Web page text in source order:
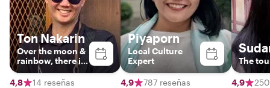
Ton Nakarin
Over the moon &
rainbow, there is
BANGKOK. I meet
you there.
4,8 14 reseñas
Piyaporn
Local Culture
Expert
4,9 787 reseñas
The
4,9